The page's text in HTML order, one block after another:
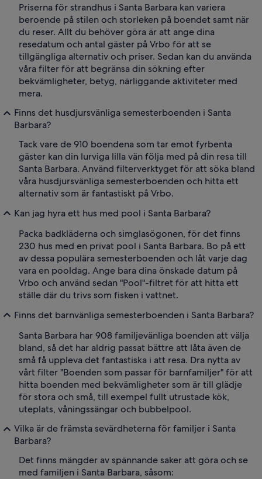
Priserna för strandhus i Santa Barbara kan variera
beroende på stilen och storleken på boendet samt när
du reser. Allt du behöver göra är att ange dina
resedatum och antal gäster på Vrbo för att se
tillgängliga alternativ och priser. Sedan kan du använda
våra filter för att begränsa din sökning efter
bekvämligheter, betyg, närliggande aktiviteter med
mera.
Finns det husdjursvänliga semesterboenden i Santa
Barbara?
Tack vare de 910 boendena som tar emot fyrbenta
gäster kan din lurviga lilla vän följa med på din resa till
Santa Barbara. Använd filterverktyget för att söka bland
våra husdjursvänliga semesterboenden och hitta ett
alternativ som är fantastiskt på Vrbo.
Kan jag hyra ett hus med pool i Santa Barbara?
Packa badkläderna och simglasögonen, för det finns
230 hus med en privat pool i Santa Barbara. Bo på ett
av dessa populära semesterboenden och låt varje dag
vara en pooldag. Ange bara dina önskade datum på
Vrbo och använd sedan "Pool"-filtret för att hitta ett
ställe där du trivs som fisken i vattnet.
Finns det barnvänliga semesterboenden i Santa Barbara?
Santa Barbara har 908 familjevänliga boenden att välja
bland, så det har aldrig passat bättre att låta även de
små få uppleva det fantastiska i att resa. Dra nytta av
vårt filter "Boenden som passar för barnfamiljer" för att
hitta boenden med bekvämligheter som är till glädje
för stora och små, till exempel fullt utrustade kök,
uteplats, våningssängar och bubbelpool.
Vilka är de främsta sevärdheterna för familjer i Santa
Barbara?
Det finns mängder av spännande saker att göra och se
med familjen i Santa Barbara, såsom: